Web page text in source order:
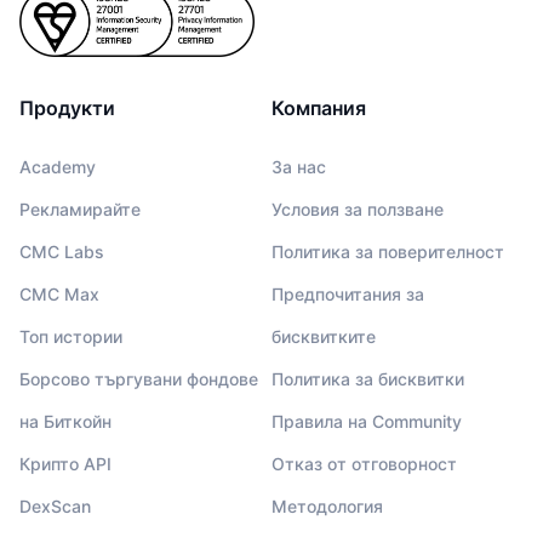
Продукти
Academy
Рекламирайте
CMC Labs
CMC Max
Топ истории
Борсово търгувани фондове
на Биткойн
Крипто API
DexScan
Компания
За нас
Условия за ползване
Политика за поверителност
Предпочитания за
бисквитките
Политика за бисквитки
Правила на Community
Отказ от отговорност
Методология